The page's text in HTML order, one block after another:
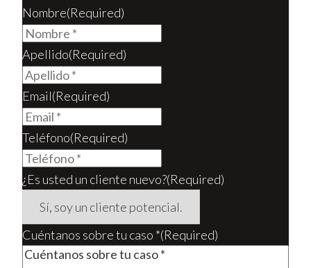
Nombre(Required)
Apellido(Required)
Email(Required)
Teléfono(Required)
¿Es usted un cliente nuevo?(Required)
Cuéntanos sobre tu caso *(Required)